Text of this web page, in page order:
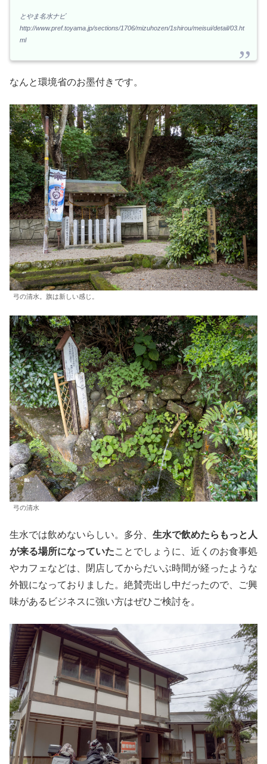
とやま名水ナビ
http://www.pref.toyama.jp/sections/1706/mizuhozen/1shirou/meisui/detail/03.ht
ml
なんと環境省のお墨付きです。
弓の清水。旗は新しい感じ。
弓の清水
生水では飲めないらしい。多分、 生水で飲めたらもっと人
が来る場所になっていたことでしょうに、近くのお食事処
やカフェなどは、閉店してからだいぶ時間が経ったような
外観になっておりました。絶賛売出し中だったので、ご興
味があるビジネスに強い方はぜひご検討を。